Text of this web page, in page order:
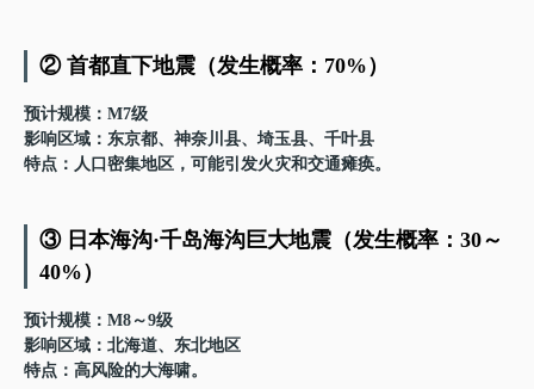
② 首都直下地震（发生概率：70%）
预计规模 ：M7级
影响区域 ：东京都、神奈川县、埼玉县、千叶县
特点 ：人口密集地区，可能引发火灾和交通瘫痪。
③ 日本海沟·千岛海沟巨大地震（发生概率：30～
40%）
预计规模 ：M8～9级
影响区域 ：北海道、东北地区
特点 ：高风险的大海啸。